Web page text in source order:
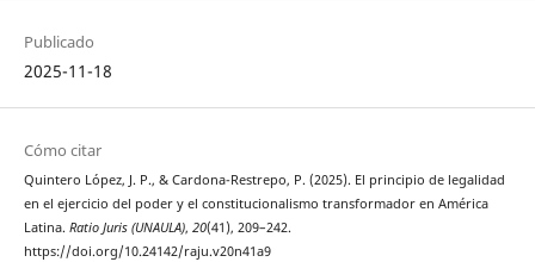
Publicado
2025-11-18
Cómo citar
Quintero López, J. P., & Cardona-Restrepo, P. (2025). El principio de legalidad
en el ejercicio del poder y el constitucionalismo transformador en América
Latina. Ratio Juris (UNAULA), 20(41), 209–242.
https://doi.org/10.24142/raju.v20n41a9